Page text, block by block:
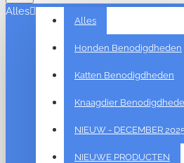
Alles
Alles
Honden Benodigdheden
Katten Benodigdheden
Knaagdier
NIEUW - DECEMBER
NIEUWE PRODUCTEN